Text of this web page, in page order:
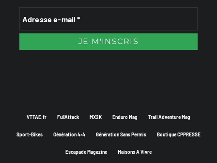
VTTAE.fr FullAttack MX2K Enduro Mag Trail Adventure Mag
Sport-Bikes Génération 4×4 Génération Sans Permis Boutique CPPRESSE
Escapade Magazine Maisons A Vivre